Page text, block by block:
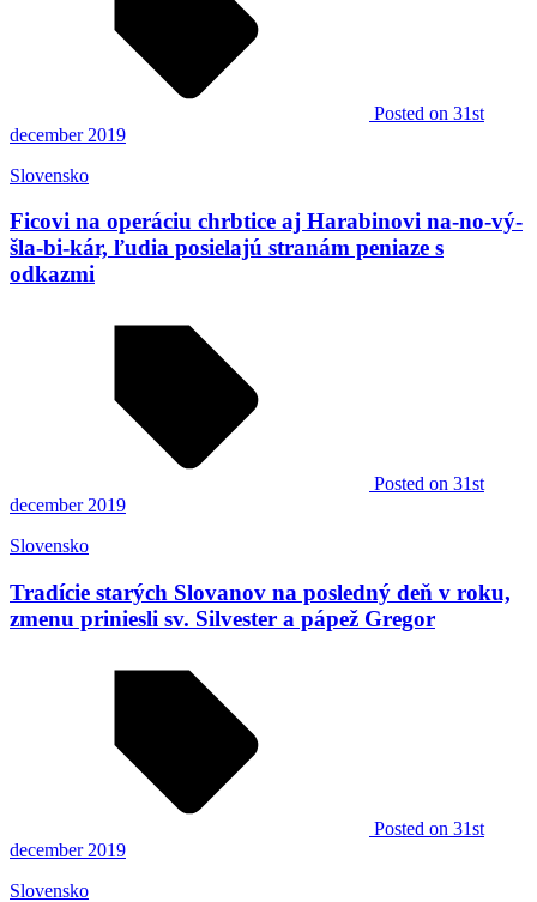
Posted on 31st
december 2019
Slovensko
Ficovi na operáciu chrbtice aj Harabinovi na-no-vý-
šla-bi-kár, ľudia posielajú stranám peniaze s
odkazmi
Posted on 31st
december 2019
Slovensko
Tradície starých Slovanov na posledný deň v roku,
zmenu priniesli sv. Silvester a pápež Gregor
Posted on 31st
december 2019
Slovensko